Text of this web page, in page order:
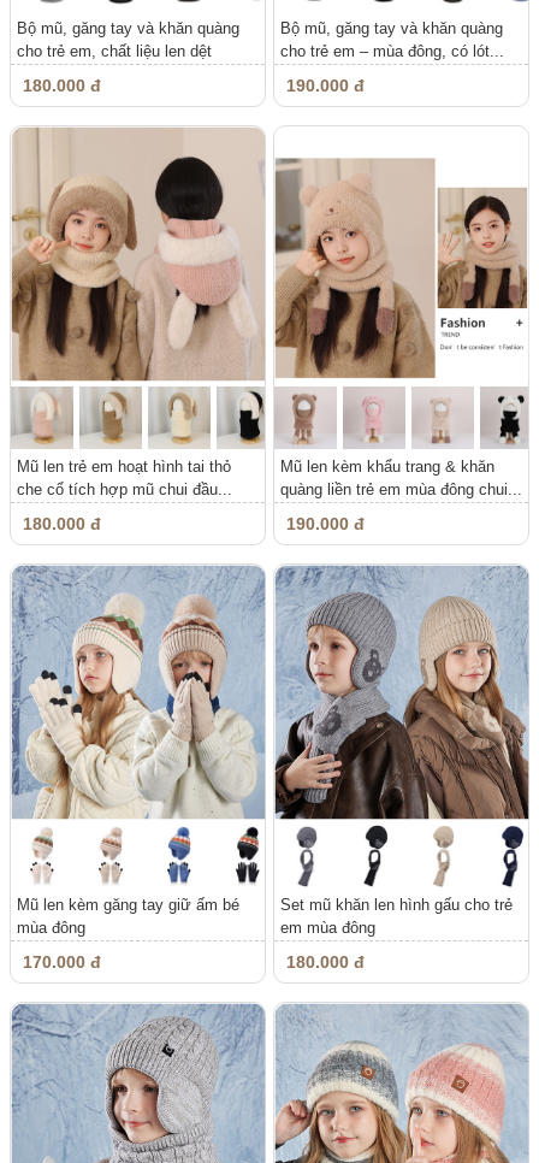
Bộ mũ, găng tay và khăn quàng
cho trẻ em, chất liệu len dệt
180.000 đ
Bộ mũ, găng tay và khăn quàng
cho trẻ em – mùa đông, có lót...
190.000 đ
Mũ len trẻ em hoạt hình tai thỏ
che cổ tích hợp mũ chui đầu...
180.000 đ
Mũ len kèm khẩu trang & khăn
quàng liền trẻ em mùa đông chui...
190.000 đ
Mũ len kèm găng tay giữ ấm bé
mùa đông
170.000 đ
Set mũ khăn len hình gấu cho trẻ
em mùa đông
180.000 đ